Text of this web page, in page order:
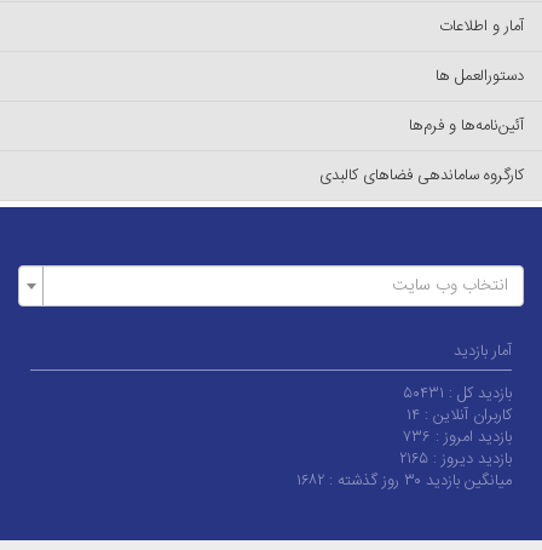
آمار و اطلاعات
دستورالعمل ها
آئین‌نامه‌ها و فرم‌ها
کارگروه ساماندهی فضاهای کالبدی
انتخاب وب سایت
آمار بازدید
بازدید کل : ۵۰۴۳۱
کاربران آنلاین : ۱۴
بازدید امروز : ۷۳۶
بازدید دیروز : ۲۱۶۵
میانگین بازدید ۳۰ روز گذشته :
۱۶۸۲